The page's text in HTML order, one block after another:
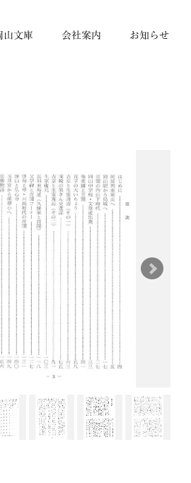
山文庫 会社案内 お知らせ